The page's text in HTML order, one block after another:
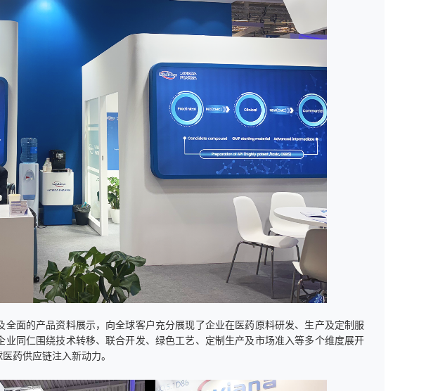
面的产品资料展示，向全球客户充分展现了企业在医药原料研发、生产及定制服
同仁围绕技术转移、联合开发、绿色工艺、定制生产及市场准入等多个维度展开
药供应链注入新动力。